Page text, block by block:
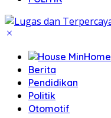
Home
Berita
Pendidikan
Politik
Otomotif